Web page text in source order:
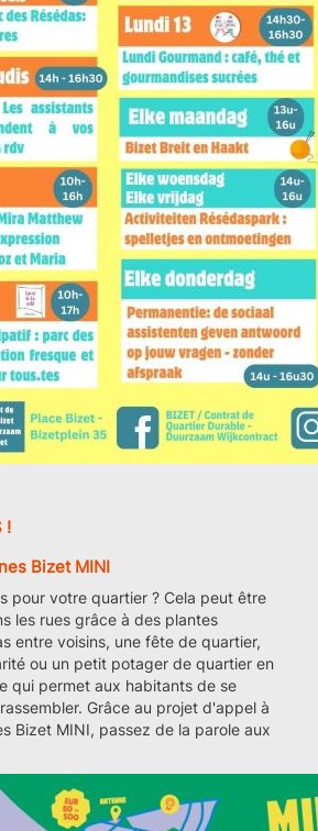
!
Bizet MINI
pour votre quartier ? Cela peut être
les rues grâce à des plantes
entre voisins, une fête de quartier,
ou un petit potager de quartier en
qui permet aux habitants de se
Grâce au projet d'appel à
Bizet MINI, passez de la parole aux